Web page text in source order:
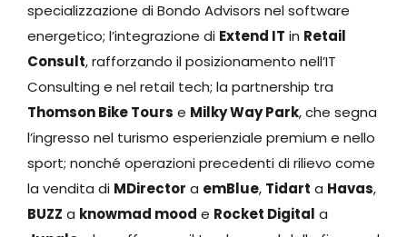
specializzazione di Bondo Advisors nel software
energetico; l’integrazione di Extend IT in Retail
Consult, rafforzando il posizionamento nell’IT
Consulting e nel retail tech; la partnership tra
Thomson Bike Tours e Milky Way Park, che segna
l’ingresso nel turismo esperienziale premium e nello
sport; nonché operazioni precedenti di rilievo come
la vendita di MDirector a emBlue, Tidart a Havas,
BUZZ a knowmad mood e Rocket Digital a